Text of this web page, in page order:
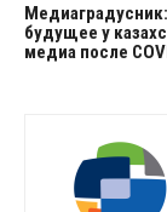
будущее у
медиа после